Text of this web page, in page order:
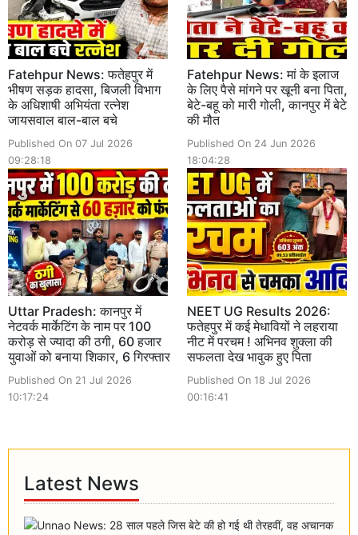
Fatehpur News: फतेहपुर में
भीषण सड़क हादसा, बिजली विभाग
के अधिशाषी अभियंता रत्नेश
जायसवाल बाल-बाल बचे
Published On 07 Jul 2026
09:28:18
Fatehpur News: मां के इलाज
के लिए पैसे मांगने पर खूनी बना पिता,
बेटे-बहू को मारी गोली, कानपुर में बेटे
की मौत
Published On 24 Jun 2026
18:04:28
Uttar Pradesh: कानपुर में
नेटवर्क मार्केटिंग के नाम पर 100
करोड़ से ज्यादा की ठगी, 60 हजार
युवाओं को बनाया शिकार, 6 गिरफ्तार
Published On 21 Jul 2026
10:17:24
NEET UG Results 2026:
फतेहपुर में कई मेधावियों ने लहराया
नीट में परचम ! अभिनव शुक्ला की
सफलता देख भावुक हुए पिता
Published On 18 Jul 2026
00:16:41
Latest News